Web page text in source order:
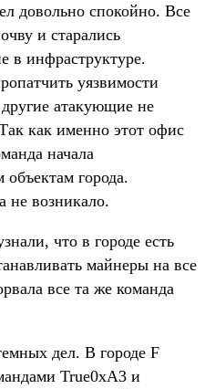
довольно спокойно. Все
и старались
в инфраструктуре.
уязвимости
атакующие не
как именно этот офис
начала
объектам города.
не возникало.
что в городе есть
майнеры на все
все та же команда
дел. В городе F
True0xA3 и